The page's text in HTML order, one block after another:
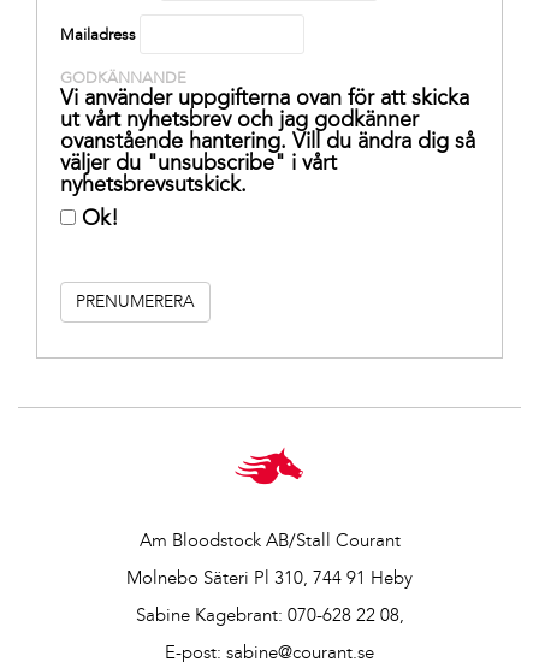
Mailadress
GODKÄNNANDE
Vi använder uppgifterna ovan för att skicka
ut vårt nyhetsbrev och jag godkänner
ovanstående hantering. Vill du ändra dig så
väljer du "unsubscribe" i vårt
nyhetsbrevsutskick.
Ok!
Am Bloodstock AB/Stall Courant
Molnebo Säteri Pl 310, 744 91 Heby
Sabine Kagebrant: 070-628 22 08,
E-post: sabine@courant.se